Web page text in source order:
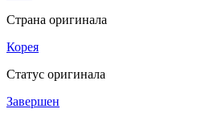
Страна оригинала
Корея
Статус оригинала
Завершен